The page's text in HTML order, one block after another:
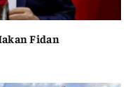
Fidan